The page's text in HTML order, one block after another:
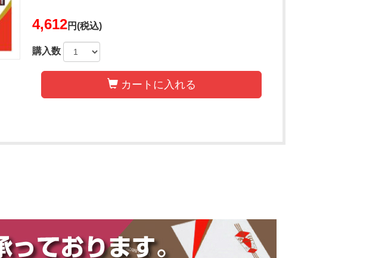
4,612円(税込)
購入数
カートに入れる